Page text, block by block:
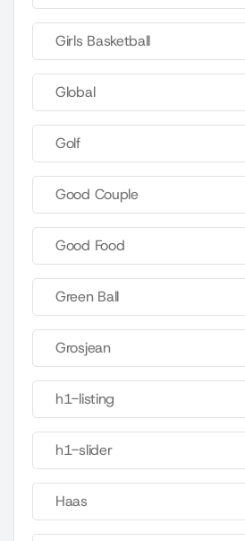
Girls Basketball
Global
Golf
Good Couple
Good Food
Green Ball
Grosjean
h1-listing
h1-slider
Haas